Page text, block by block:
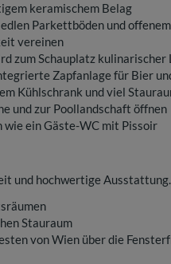
keramischem Belag
Parkettböden und
vereinen
zum Schauplatz kulinarischer
Zapfanlage für Bier
Kühlschrank und viel
und zur Poollandschaft öffnen
wie ein Gäste-WC mit Pissoir
und hochwertige Ausstattung.
Stauraum
von Wien über die